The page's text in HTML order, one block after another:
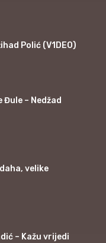
Polić (V1DEO)
Đule – Nedžad
velike
– Kažu vrijedi